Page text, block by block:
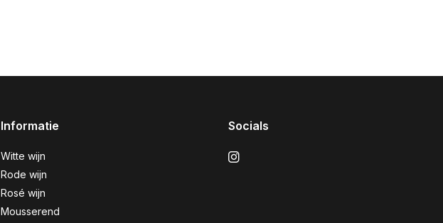
Informatie
Witte wijn
Rode wijn
Rosé wijn
Mousserend
Socials